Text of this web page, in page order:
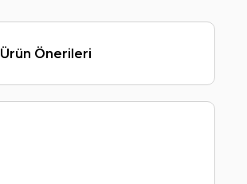
Ürün Önerileri